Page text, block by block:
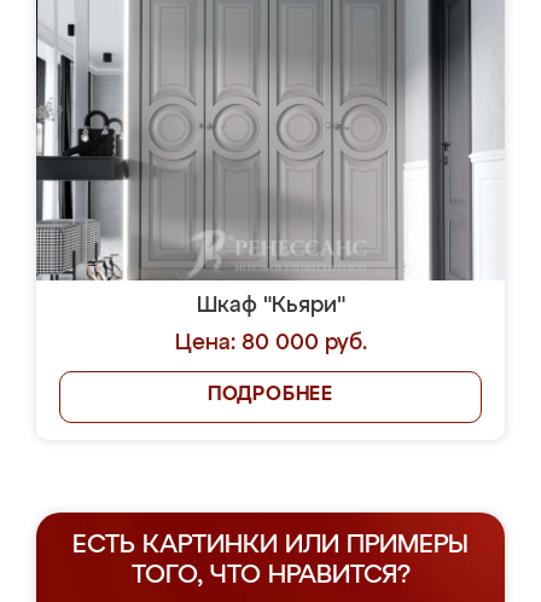
Шкаф "Кьяри"
Цена: 80 000 руб.
ПОДРОБНЕЕ
ЕСТЬ КАРТИНКИ ИЛИ ПРИМЕРЫ
ТОГО, ЧТО НРАВИТСЯ?